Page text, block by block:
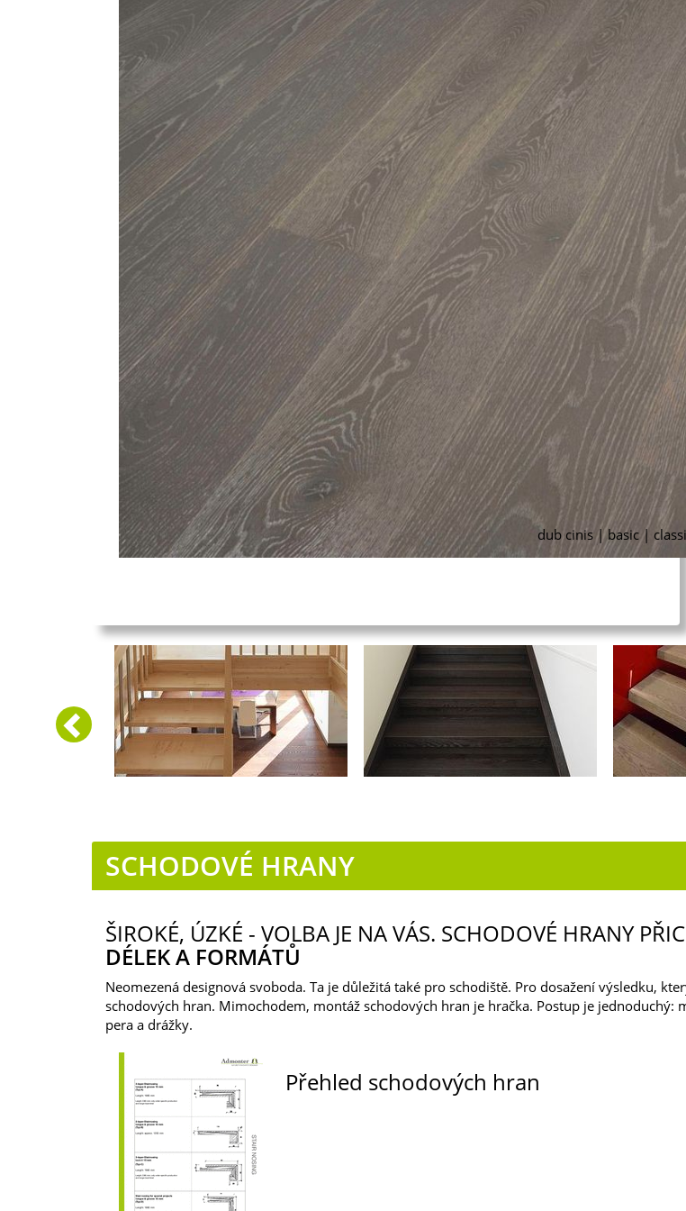
dub cinis | basic |
Předchozí
SCHODOVÉ HRANY
ŠIROKÉ, ÚZKÉ - VOLBA JE NA VÁS. SCHODOVÉ HRANY
DÉLEK A FORMÁTŮ
Neomezená designová svoboda. Ta je důležitá také pro schodiště. Pro dosažení výsledku,
schodových hran. Mimochodem, montáž schodových hran je hračka. Postup je
pera a drážky.
Přehled schodových hran